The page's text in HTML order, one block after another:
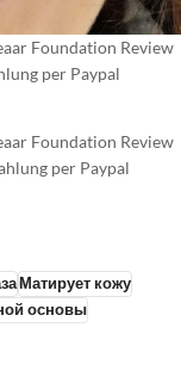
Матирует кожу
основы